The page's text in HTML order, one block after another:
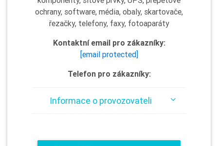
ochrany, software, média, obaly, skartovače,
řezačky, telefony, faxy, fotoaparáty
Kontaktní email pro zákazníky:
[email protected]
Telefon pro zákazníky:
Informace o provozovateli